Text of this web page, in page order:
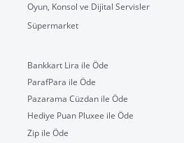
Oyun, Konsol ve Dijital Servisler
Süpermarket
Bankkart Lira ile Öde
ParafPara ile Öde
Pazarama Cüzdan ile Öde
Hediye Puan Pluxee ile Öde
Zip ile Öde